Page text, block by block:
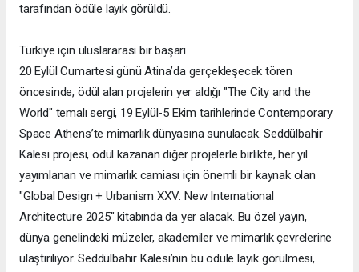
tarafından ödüle layık görüldü.
Türkiye için uluslararası bir başarı
20 Eylül Cumartesi günü Atina’da gerçekleşecek tören
öncesinde, ödül alan projelerin yer aldığı "The City and the
World" temalı sergi, 19 Eylül-5 Ekim tarihlerinde Contemporary
Space Athens’te mimarlık dünyasına sunulacak. Seddülbahir
Kalesi projesi, ödül kazanan diğer projelerle birlikte, her yıl
yayımlanan ve mimarlık camiası için önemli bir kaynak olan
"Global Design + Urbanism XXV: New International
Architecture 2025" kitabında da yer alacak. Bu özel yayın,
dünya genelindeki müzeler, akademiler ve mimarlık çevrelerine
ulaştırılıyor. Seddülbahir Kalesi’nin bu ödüle layık görülmesi,